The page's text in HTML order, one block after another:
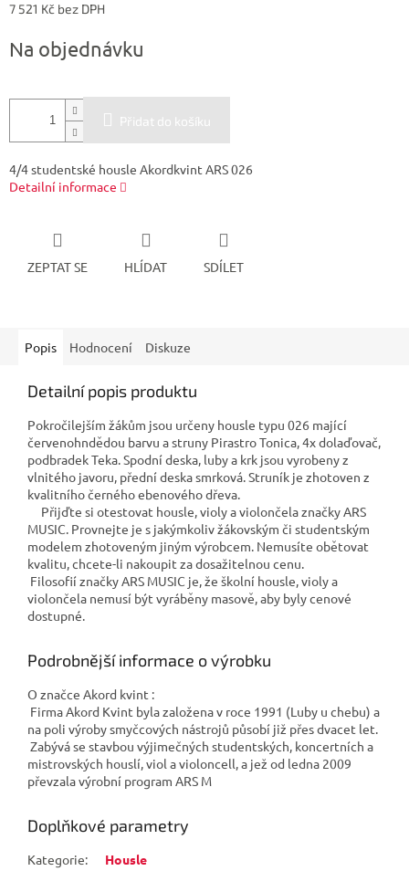
7 521 Kč bez DPH
cena:
Na objednávku
Přidat do košíku
4/4 studentské housle Akordkvint ARS 026
Detailní informace
ZEPTAT SE HLÍDAT SDÍLET
Popis Hodnocení Diskuze
Detailní popis produktu
Pokročilejším žákům jsou určeny housle typu 026 mající
červenohndědou barvu a struny Pirastro Tonica, 4x dolaďovač,
podbradek Teka. Spodní deska, luby a krk jsou vyrobeny z
vlnitého javoru, přední deska smrková. Struník je zhotoven z
kvalitního černého ebenového dřeva.
Přijďte si otestovat housle, violy a violončela značky ARS
MUSIC. Provnejte je s jakýmkoliv žákovským či studentským
modelem zhotoveným jiným výrobcem. Nemusíte obětovat
kvalitu, chcete-li nakoupit za dosažitelnou cenu.
Filosofií značky ARS MUSIC je, že školní housle, violy a
violončela nemusí být vyráběny masově, aby byly cenové
dostupné.
Podrobnější informace o výrobku
O značce Akord kvint :
Firma Akord Kvint byla založena v roce 1991 (Luby u chebu) a
na poli výroby smyčcových nástrojů působí již přes dvacet let.
Zabývá se stavbou výjimečných studentských, koncertních a
mistrovských houslí, viol a violoncell, a jež od ledna 2009
převzala výrobní program ARS M
Doplňkové parametry
Kategorie:
Housle